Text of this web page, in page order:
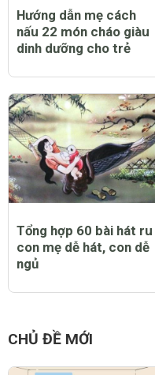
Hướng dẫn mẹ cách
nấu 22 món cháo giàu
dinh dưỡng cho trẻ
Tổng hợp 60 bài hát ru
con mẹ dễ hát, con dễ
ngủ
CHỦ ĐỀ MỚI